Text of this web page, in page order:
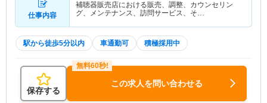
仕事内容
補聴器販売店における販売、調整、カウンセリン
グ、メンテナンス、訪問サービス、そ…
駅から徒歩5分以内 車通勤可 積極採用中
保存する
この求人を問い合わせる